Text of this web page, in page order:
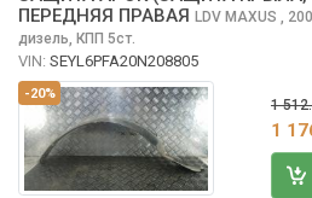
-20%
ПЕРЕДНЯЯ ПРАВАЯ LDV MAXUS ,
дизель, КПП 5ст.
VIN: SEYL6PFA20N208805
1
1